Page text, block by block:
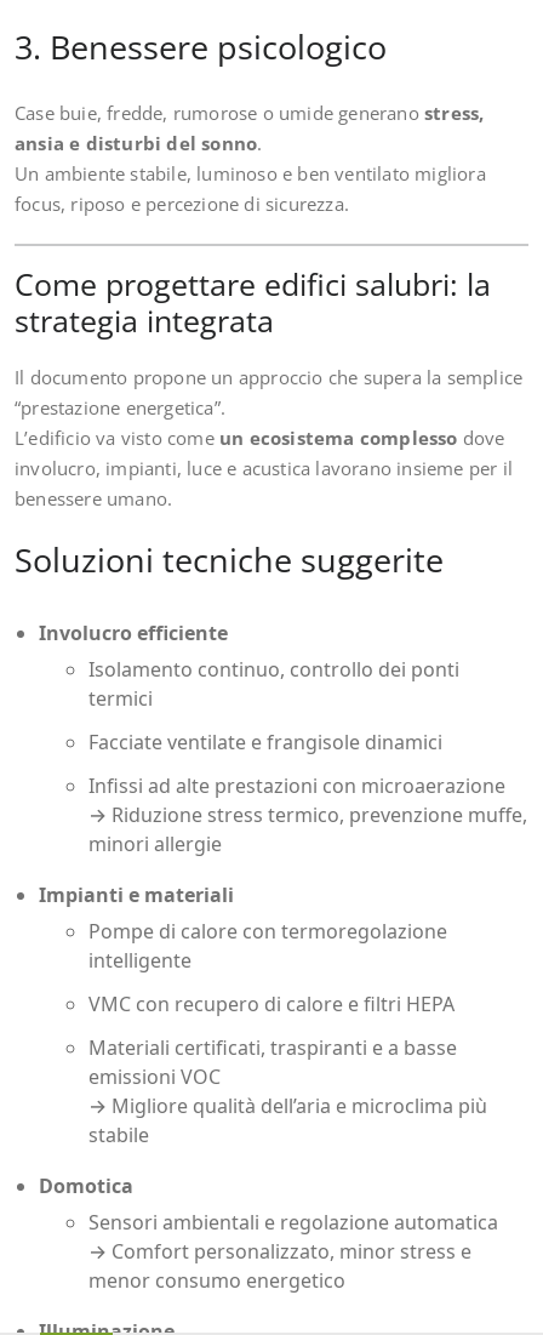
3. Benessere psicologico
Case buie, fredde, rumorose o umide generano stress,
ansia e disturbi del sonno.
Un ambiente stabile, luminoso e ben ventilato migliora
focus, riposo e percezione di sicurezza.
Come progettare edifici salubri: la
strategia integrata
Il documento propone un approccio che supera la semplice
“prestazione energetica”.
L’edificio va visto come un ecosistema complesso dove
involucro, impianti, luce e acustica lavorano insieme per il
benessere umano.
Soluzioni tecniche suggerite
Involucro efficiente
Isolamento continuo, controllo dei ponti
termici
Facciate ventilate e frangisole dinamici
Infissi ad alte prestazioni con microaerazione
→ Riduzione stress termico, prevenzione muffe,
minori allergie
Impianti e materiali
Pompe di calore con termoregolazione
intelligente
VMC con recupero di calore e filtri HEPA
Materiali certificati, traspiranti e a basse
emissioni VOC
→ Migliore qualità dell’aria e microclima più
stabile
Domotica
Sensori ambientali e regolazione automatica
→ Comfort personalizzato, minor stress e
menor consumo energetico